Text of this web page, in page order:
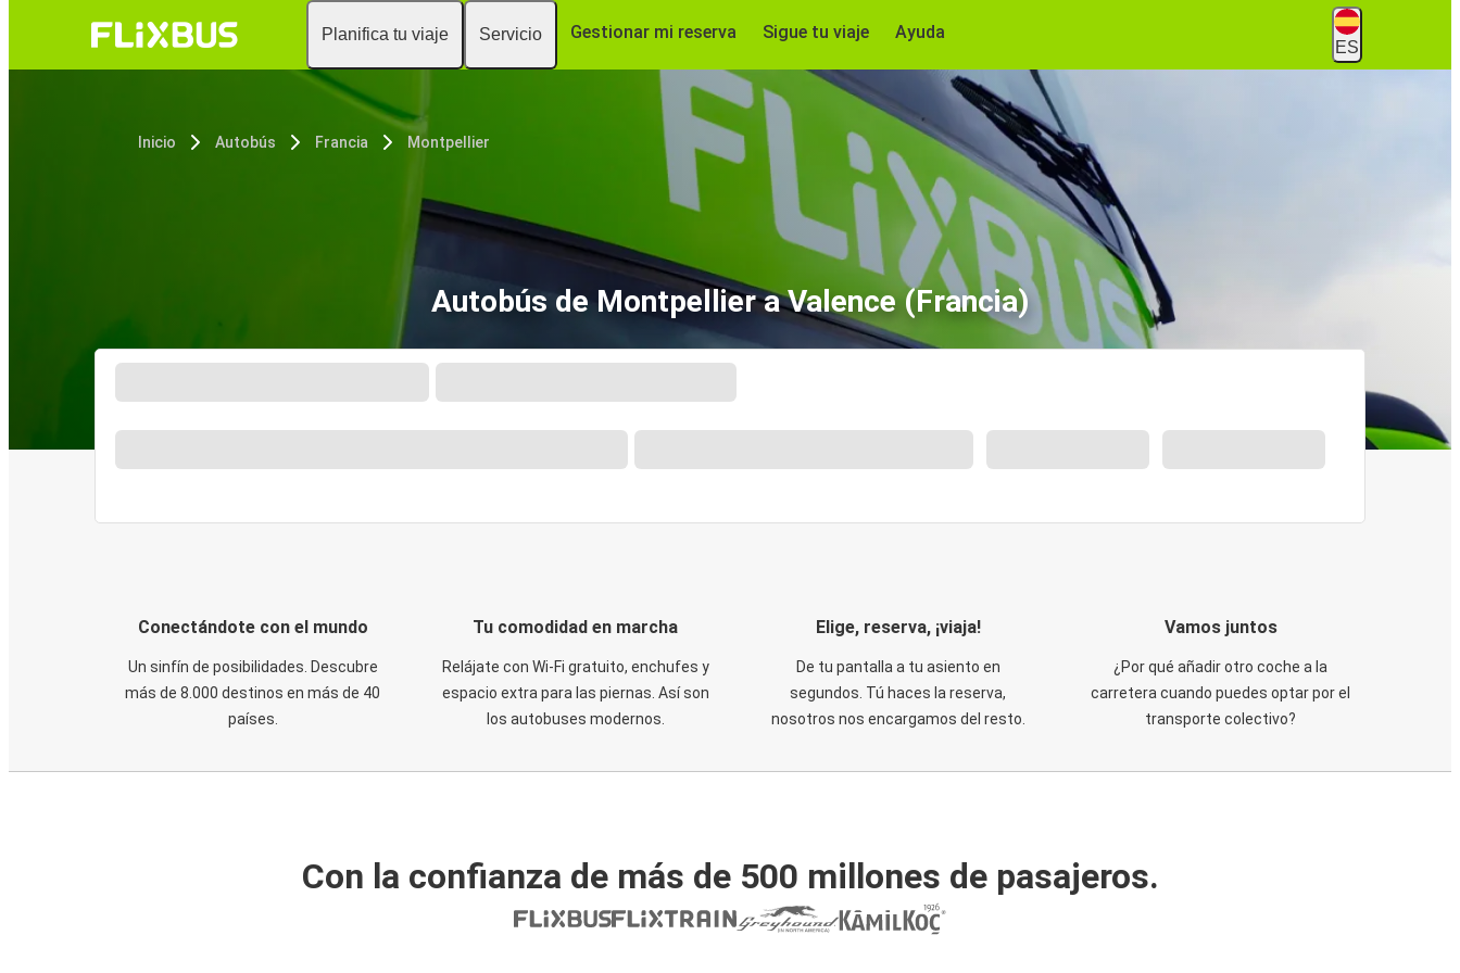
Planifica tu viaje Servicio Gestionar mi reserva Sigue tu viaje Ayuda
ES
Inicio Autobús Francia Montpellier
Autobús de Montpellier a Valence (Francia)
Conectándote con el mundo
Un sinfín de posibilidades. Descubre
más de 8.000 destinos en más de 40
países.
Tu comodidad en marcha
Relájate con Wi-Fi gratuito, enchufes y
espacio extra para las piernas. Así son
los autobuses modernos.
Elige, reserva, ¡viaja!
De tu pantalla a tu asiento en
segundos. Tú haces la reserva,
nosotros nos encargamos del resto.
Vamos juntos
¿Por qué añadir otro coche a la
carretera cuando puedes optar por el
transporte colectivo?
Con la confianza de más de 500 millones de pasajeros.